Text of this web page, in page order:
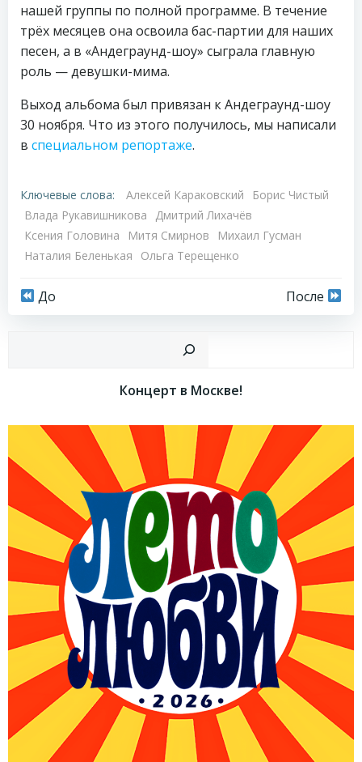
нашей группы по полной программе. В течение
трёх месяцев она освоила бас-партии для наших
песен, а в «Андеграунд-шоу» сыграла главную
роль — девушки-мима.
Выход альбома был привязан к Андеграунд-шоу
30 ноября. Что из этого получилось, мы написали
в специальном репортаже.
Ключевые слова: Алексей Караковский
Борис Чистый
Влада Рукавишникова
Дмитрий Лихачёв
Ксения Головина
Митя Смирнов
Михаил Гусман
Наталия Беленькая
Ольга Терещенко
Навигация
записям
До
Навигация
по
записям
После
Концерт в Москве!